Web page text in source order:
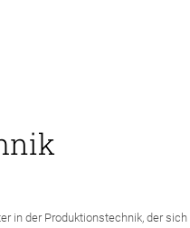
in der Produktionstechnik, der sich